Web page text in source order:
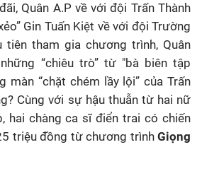
Quân A.P về với đội Trấn Thành
Gin Tuấn Kiệt về với đội Trường
tiên tham gia chương trình, Quân
“chiêu trò” từ "bà biên tập
màn “chặt chém lầy lội” của Trấn
Cùng với sự hậu thuẫn từ hai nữ
hai chàng ca sĩ điển trai có chiến
triệu đồng từ chương trìnhGiọng